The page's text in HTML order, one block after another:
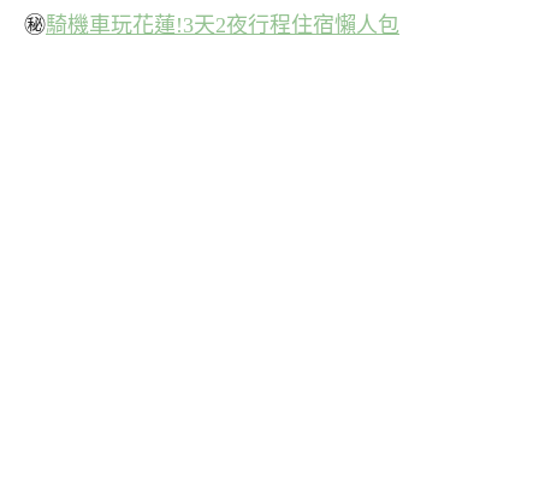
㊙騎機車玩花蓮!3天2夜行程住宿懶人包